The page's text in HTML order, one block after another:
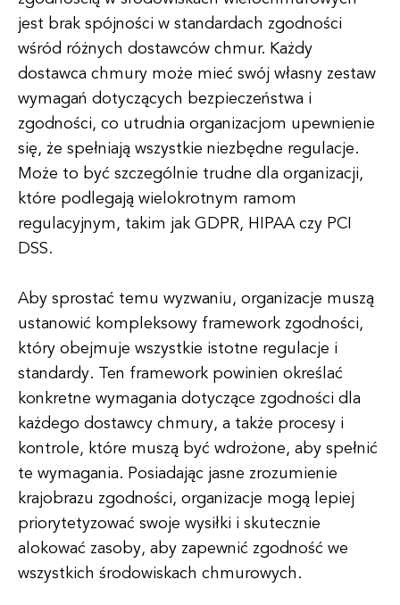
jest brak spójności w standardach zgodności
wśród różnych dostawców chmur. Każdy
dostawca chmury może mieć swój własny zestaw
wymagań dotyczących bezpieczeństwa i
zgodności, co utrudnia organizacjom upewnienie
się, że spełniają wszystkie niezbędne regulacje.
Może to być szczególnie trudne dla organizacji,
które podlegają wielokrotnym ramom
regulacyjnym, takim jak GDPR, HIPAA czy PCI
DSS.
Aby sprostać temu wyzwaniu, organizacje muszą
ustanowić kompleksowy framework zgodności,
który obejmuje wszystkie istotne regulacje i
standardy. Ten framework powinien określać
konkretne wymagania dotyczące zgodności dla
każdego dostawcy chmury, a także procesy i
kontrole, które muszą być wdrożone, aby spełnić
te wymagania. Posiadając jasne zrozumienie
krajobrazu zgodności, organizacje mogą lepiej
priorytetyzować swoje wysiłki i skutecznie
alokować zasoby, aby zapewnić zgodność we
wszystkich środowiskach chmurowych.